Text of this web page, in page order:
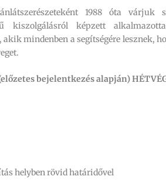
1988 óta várjuk
kiszolgálásról képzett
mindenben a segítségére lesznek,
bejelentkezés alapján)
helyben rövid határidővel